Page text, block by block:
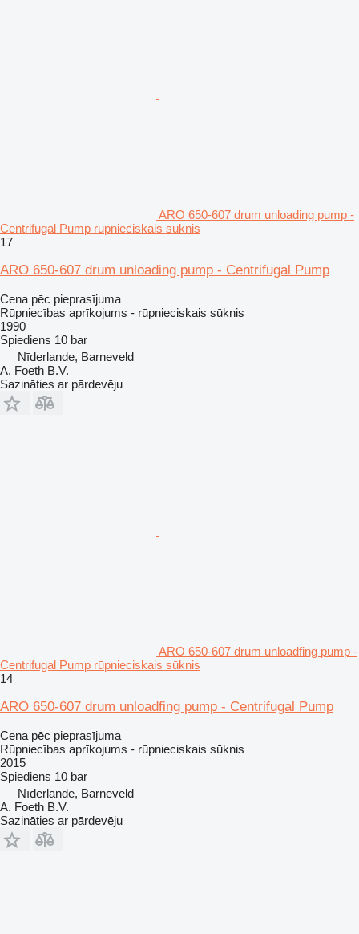
ARO 650-607 drum unloading pump -
Centrifugal Pump rūpnieciskais sūknis
17
ARO 650-607 drum unloading pump - Centrifugal Pump
Cena pēc pieprasījuma
Rūpniecības aprīkojums - rūpnieciskais sūknis
1990
Spiediens 10 bar
Nīderlande, Barneveld
A. Foeth B.V.
Sazināties ar pārdevēju
ARO 650-607 drum unloadfing pump -
Centrifugal Pump rūpnieciskais sūknis
14
ARO 650-607 drum unloadfing pump - Centrifugal Pump
Cena pēc pieprasījuma
Rūpniecības aprīkojums - rūpnieciskais sūknis
2015
Spiediens 10 bar
Nīderlande, Barneveld
A. Foeth B.V.
Sazināties ar pārdevēju